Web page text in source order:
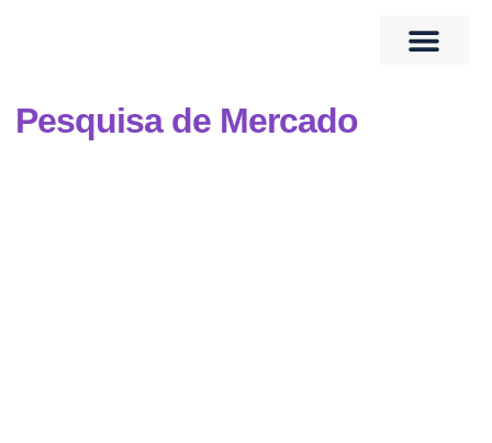
Pesquisa de Mercado